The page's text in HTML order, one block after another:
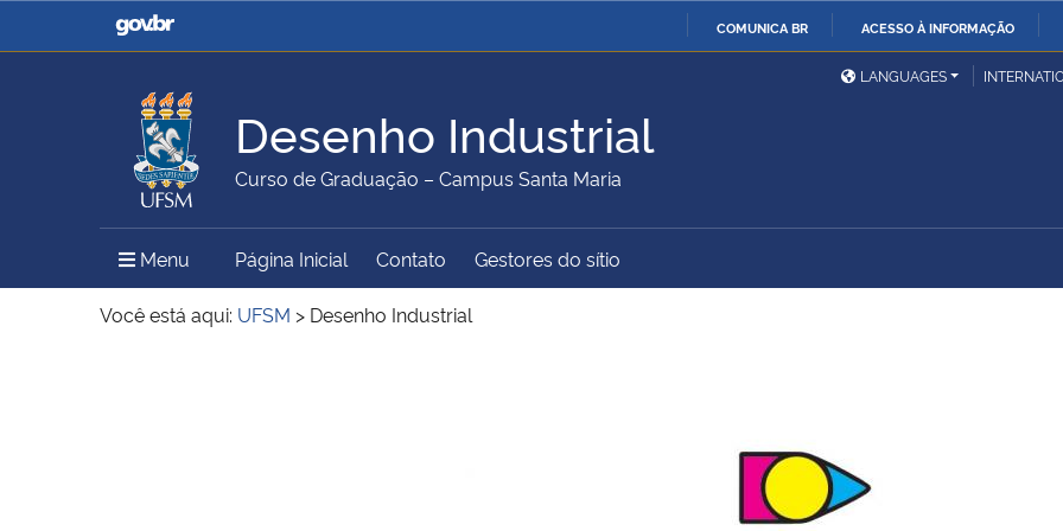
COMUNICA BR ACESSO À INFORMAÇÃO
Casa Civil
Ministério da Justiça e
Ministério da Defesa
Ministério das Relações
Exteriores
Ministério da Agricultura,
Pecuária e Abastecimento
Ministério da Educação Ministério da Cidadania
Ministério do Meio Ambiente Ministério do Turismo
Ministério do
LANGUAGES
Desenho Industrial
Curso de Graduação – Campus Santa Maria
Menu Menu Principal do Sítio
Página Inicial Contato Gestores do sítio
Você está aqui: UFSM > Desenho Industrial